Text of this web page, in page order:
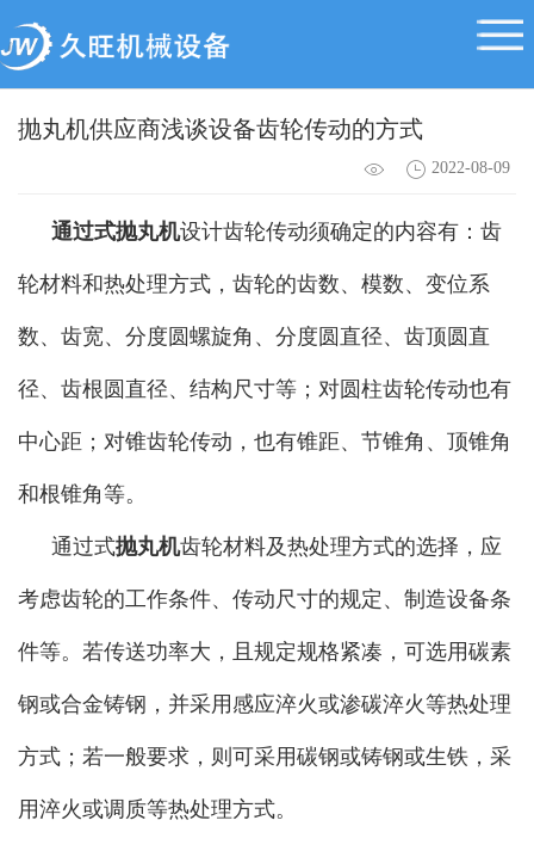
抛丸机供应商浅谈设备齿轮传动的方式
2022-08-09
通过式抛丸机设计齿轮传动须确定的内容有：齿
轮材料和热处理方式，齿轮的齿数、模数、变位系
数、齿宽、分度圆螺旋角、分度圆直径、齿顶圆直
径、齿根圆直径、结构尺寸等；对圆柱齿轮传动也有
中心距；对锥齿轮传动，也有锥距、节锥角、顶锥角
和根锥角等。
通过式抛丸机齿轮材料及热处理方式的选择，应
考虑齿轮的工作条件、传动尺寸的规定、制造设备条
件等。若传送功率大，且规定规格紧凑，可选用碳素
钢或合金铸钢，并采用感应淬火或渗碳淬火等热处理
方式；若一般要求，则可采用碳钢或铸钢或生铁，采
用淬火或调质等热处理方式。